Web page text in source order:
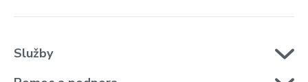
Služby